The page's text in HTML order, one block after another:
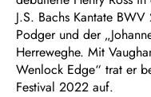
J.S. Bachs Kantate
Podger und der
Herreweghe. Mit
Wenlock Edge“ trat er
Festival 2022 auf.